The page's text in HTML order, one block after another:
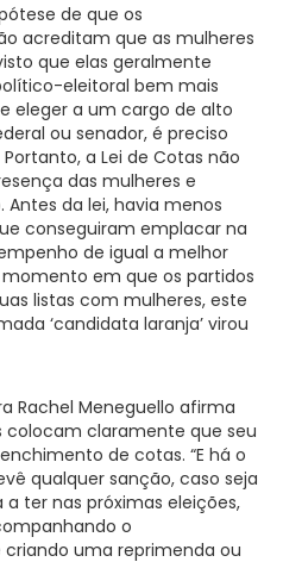
de que os
acreditam que as mulheres
que elas geralmente
eleitoral bem mais
eleger a um cargo de alto
ou senador, é preciso
a Lei de Cotas não
das mulheres e
da lei, havia menos
conseguiram emplacar na
de igual a melhor
em que os partidos
listas com mulheres, este
‘candidata laranja’ virou
Rachel Meneguello afirma
colocam claramente que seu
de cotas. “E há o
qualquer sanção, caso seja
ter nas próximas eleições,
o
uma reprimenda ou